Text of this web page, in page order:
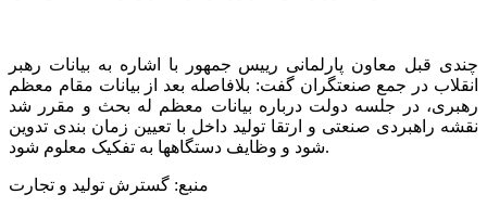
چندی قبل معاون پارلمانی رییس جمهور با اشاره به بیانات رهبر
انقلاب در جمع صنعتگران گفت: بلافاصله بعد از بیانات مقام معظم
رهبری، در جلسه دولت درباره بیانات معظم له بحث و مقرر شد
نقشه راهبردی صنعتی و ارتقا تولید داخل با تعیین زمان بندی تدوین
شود و وظایف دستگاهها به تفکیک معلوم شود.
منبع: گسترش تولید و تجارت